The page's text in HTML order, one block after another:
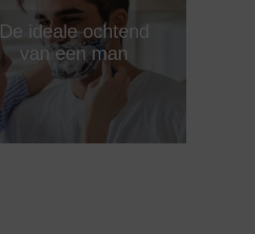
De ideale ochtend
van een man